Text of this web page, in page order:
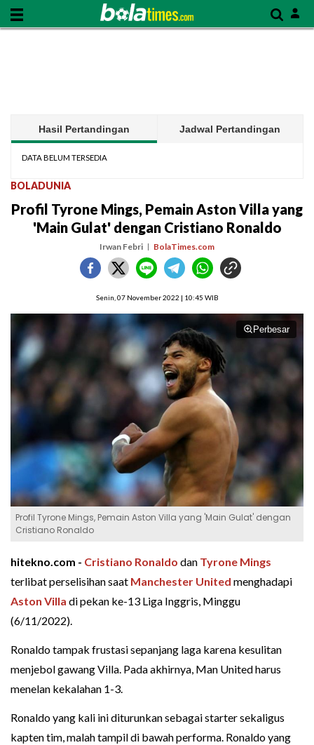
Hasil Pertandingan Jadwal Pertandingan
DATA BELUM TERSEDIA
BOLADUNIA
Profil Tyrone Mings, Pemain Aston Villa yang
'Main Gulat' dengan Cristiano Ronaldo
Irwan Febri BolaTimes.com
Senin, 07 November 2022 | 10:45 WIB
Perbesar
Profil Tyrone Mings, Pemain Aston Villa yang 'Main Gulat' dengan
Cristiano Ronaldo
hitekno.com - Cristiano Ronaldo dan Tyrone Mings
terlibat perselisihan saat Manchester United menghadapi
Aston Villa di pekan ke-13 Liga Inggris, Minggu
(6/11/2022).
Ronaldo tampak frustasi sepanjang laga karena kesulitan
menjebol gawang Villa. Pada akhirnya, Man United harus
menelan kekalahan 1-3.
Ronaldo yang kali ini diturunkan sebagai starter sekaligus
kapten tim, malah tampil di bawah performa. Ronaldo yang